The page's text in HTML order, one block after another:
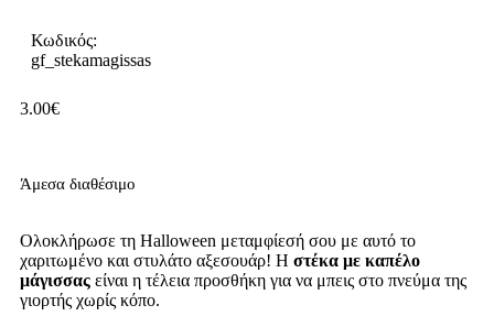
Κωδικός:
gf_stekamagissas
3.00€
Άμεσα διαθέσιμο
Ολοκλήρωσε τη Halloween μεταμφίεσή σου με αυτό το
χαριτωμένο και στυλάτο αξεσουάρ! Η στέκα με καπέλο
μάγισσας είναι η τέλεια προσθήκη για να μπεις στο πνεύμα της
γιορτής χωρίς κόπο.